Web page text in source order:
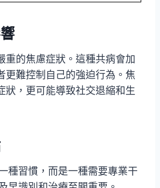
重的焦慮症狀。這種共病會加
更難控制自己的強迫行為。焦
狀，更可能導致社交退縮和生
種習慣，而是一種需要專業干